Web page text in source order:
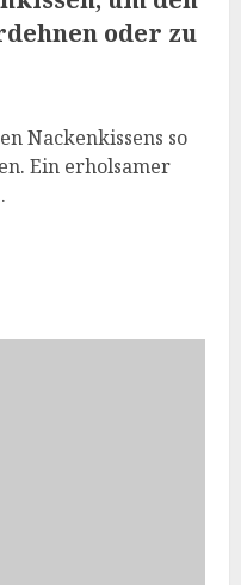
oder zu
Nackenkissens so
Ein erholsamer